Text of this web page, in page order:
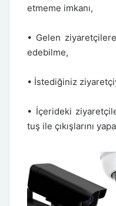
etmeme imkanı,
• Gelen
edebilme,
• İstediğiniz
• İçerideki
tuş ile çıkışlarını